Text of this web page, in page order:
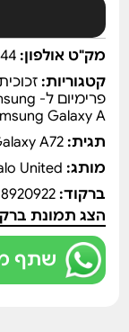
מק"ט אולפון:
קטגוריות:
פרימיום ל- Samsung
Galaxy A
תגית:A72
מותג: United
ברקוד:
הצג תמונת
שתף